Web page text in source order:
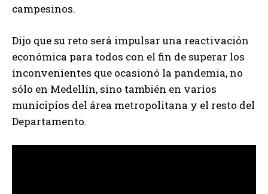
campesinos.
Dijo que su reto será impulsar una reactivación
económica para todos con el fin de superar los
inconvenientes que ocasionó la pandemia, no
sólo en Medellín, sino también en varios
municipios del área metropolitana y el resto del
Departamento.